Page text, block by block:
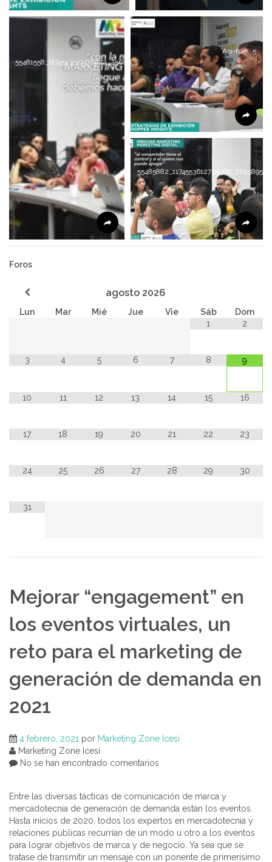
55481558_1174553519376072_256666257766481920_n
Asi-fue...5
Foros
agosto 2026
Lun Mar Mié Jue Vie Sáb
Dom
1
2
3 4 5 6 7 8 9
10 11 12 13 14 15 16
17 18 19 20 21 22 23
24 25 26 27 28 29 30
31
Mejorar “engagement” en
los eventos virtuales, un
reto para el marketing de
generación de demanda en
2021
4 febrero, 2021 por Marketing Zone Icesi
Marketing Zone Icesi
No se han encontrado comentarios
Entre las diversas tácticas de comunicación de marca y
mercadotecnia de generación de demanda están los eventos.
Hasta inicios de 2020, todos los expertos en mercadotecnia y
relaciones públicas recurrían de un modo u otro a los eventos
para lograr objetivos de marca y de negocio. Ya sea que se
tratase de transmitir un mensaje con un ponente de primerísimo